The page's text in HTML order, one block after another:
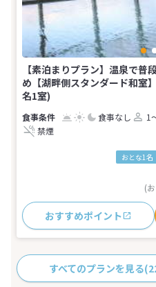
【素泊まりプラン】温泉で普
め【湖畔側スタンダード和
名1室)
食事なし 1
禁煙
おとな1名
(
おすすめポイント
すべてのプランを見る